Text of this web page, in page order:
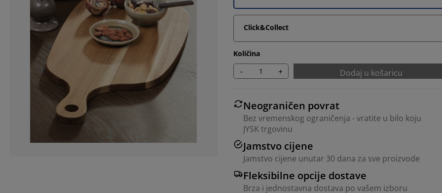
Click&Collect
Količina
- + Dodaj u košaricu
Neograničen povrat
Bez vremenskog ograničenja - vratite u bilo koju
JYSK trgovinu
Jamstvo cijene
Jamstvo cijene unutar 30 dana za sve proizvode
Fleksibilne opcije dostave
Brza i jednostavna dostava po vašem izboru